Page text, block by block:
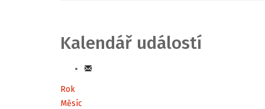
Kalendář událostí
Rok
Měsíc